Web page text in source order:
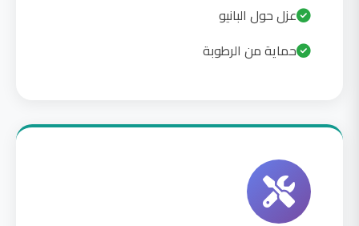
عزل حول البانيو
حماية من الرطوبة